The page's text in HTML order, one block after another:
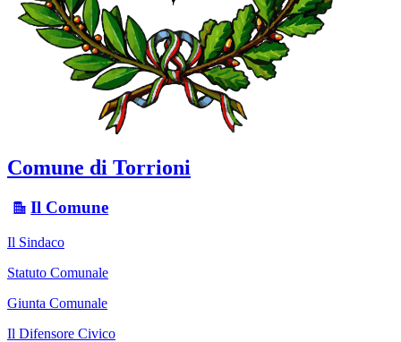
Comune di Torrioni
Il Comune
Il Sindaco
Statuto Comunale
Giunta Comunale
Il Difensore Civico